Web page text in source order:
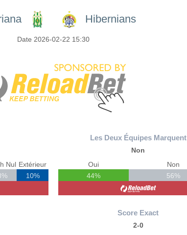
Hibernians
Date 2026-02-22 15:30
Nul Extérieur
10%
Les Deux Équipes Marquent
Non
Oui
44%
Non
56%
Score Exact
2-0